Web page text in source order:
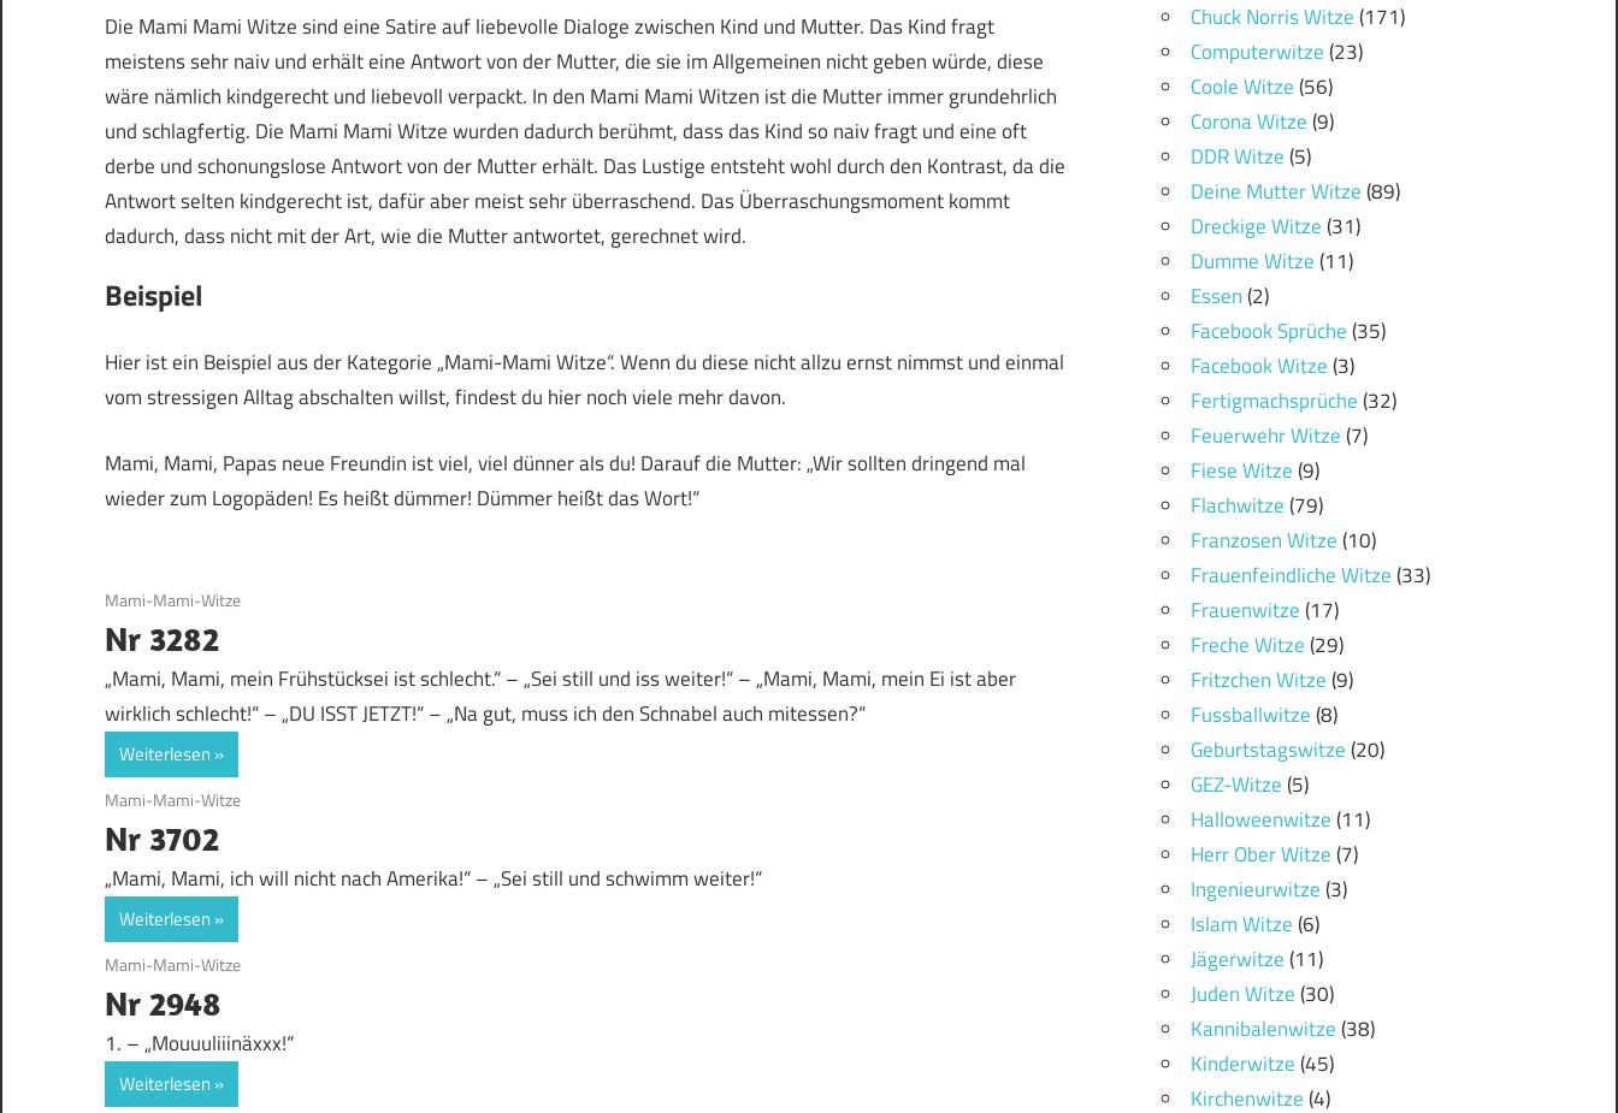
Die Mami Mami Witze sind eine Satire auf liebevolle Dialoge zwischen Kind und Mutter. Das Kind fragt
meistens sehr naiv und erhält eine Antwort von der Mutter, die sie im Allgemeinen nicht geben würde, diese
wäre nämlich kindgerecht und liebevoll verpackt. In den Mami Mami Witzen ist die Mutter immer grundehrlich
und schlagfertig. Die Mami Mami Witze wurden dadurch berühmt, dass das Kind so naiv fragt und eine oft
derbe und schonungslose Antwort von der Mutter erhält. Das Lustige entsteht wohl durch den Kontrast, da die
Antwort selten kindgerecht ist, dafür aber meist sehr überraschend. Das Überraschungsmoment kommt
dadurch, dass nicht mit der Art, wie die Mutter antwortet, gerechnet wird.
Beispiel
Hier ist ein Beispiel aus der Kategorie „Mami-Mami Witze“. Wenn du diese nicht allzu ernst nimmst und einmal
vom stressigen Alltag abschalten willst, findest du hier noch viele mehr davon.
Mami, Mami, Papas neue Freundin ist viel, viel dünner als du! Darauf die Mutter: „Wir sollten dringend mal
wieder zum Logopäden! Es heißt dümmer! Dümmer heißt das Wort!“
9. April 2019
Mami-Mami-Witze
Nr 3282
„Mami, Mami, mein Frühstücksei ist schlecht.“ – „Sei still und iss weiter!“ – „Mami, Mami, mein Ei ist aber
wirklich schlecht!“ – „DU ISST JETZT!“ – „Na gut, muss ich den Schnabel auch mitessen?“
Weiterlesen
9. April 2019
Mami-Mami-Witze
Nr 3702
„Mami, Mami, ich will nicht nach Amerika!“ – „Sei still und schwimm weiter!“
Weiterlesen
12. September 2018
Mami-Mami-Witze
Nr 2948
1. – „Mouuuliiinäxxx!“
Weiterlesen
Chuck Norris Witze(171)
Computerwitze(23)
Coole Witze(56)
Corona Witze(9)
DDR Witze(5)
Deine Mutter Witze(89)
Dreckige Witze(31)
Dumme Witze(11)
Essen(2)
Facebook Sprüche(35)
Facebook Witze(3)
Fertigmachsprüche(32)
Feuerwehr Witze(7)
Fiese Witze(9)
Flachwitze(79)
Franzosen Witze(10)
Frauenfeindliche Witze(33)
Frauenwitze(17)
Freche Witze(29)
Fritzchen Witze(9)
Fussballwitze(8)
Geburtstagswitze(20)
GEZ-Witze(5)
Halloweenwitze(11)
Herr Ober Witze(7)
Ingenieurwitze(3)
Islam Witze(6)
Jägerwitze(11)
Juden Witze(30)
Kannibalenwitze(38)
Kinderwitze(45)
Kirchenwitze(4)